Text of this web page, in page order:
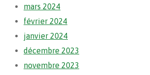
mars 2024
février 2024
janvier 2024
décembre 2023
novembre 2023